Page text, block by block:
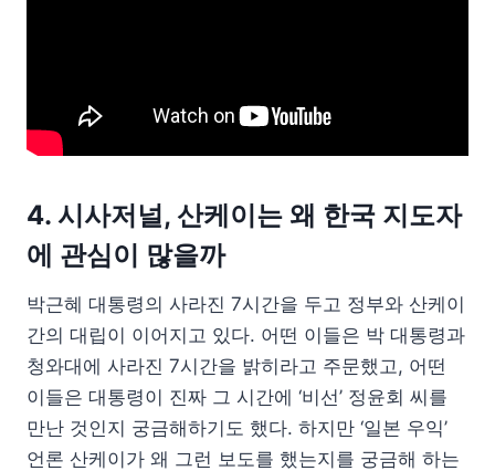
4. 시사저널, 산케이는 왜 한국 지도자
에 관심이 많을까
박근혜 대통령의 사라진 7시간을 두고 정부와 산케이
간의 대립이 이어지고 있다. 어떤 이들은 박 대통령과
청와대에 사라진 7시간을 밝히라고 주문했고, 어떤
이들은 대통령이 진짜 그 시간에 ‘비선’ 정윤회 씨를
만난 것인지 궁금해하기도 했다. 하지만 ‘일본 우익’
언론 산케이가 왜 그런 보도를 했는지를 궁금해 하는